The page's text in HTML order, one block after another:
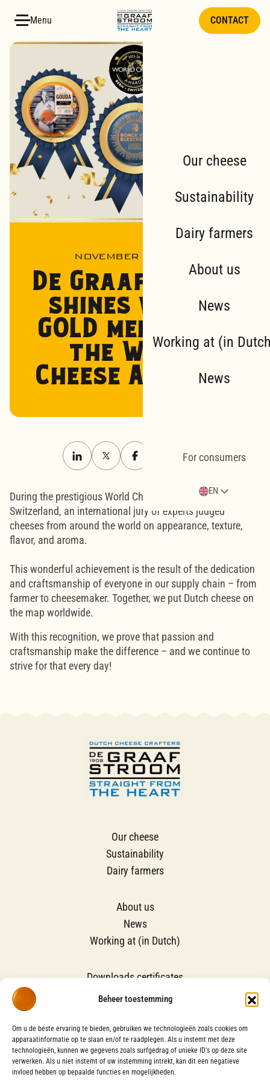
Beheer toestemming
Om u de beste ervaring te bieden, gebruiken we technologieën zoals cookies om
apparaatinformatie op te slaan en/of te raadplegen. Als u instemt met deze
technologieën, kunnen we gegevens zoals surfgedrag of unieke ID's op deze site
verwerken. Als u niet instemt of uw instemming intrekt, kan dit een negatieve
invloed hebben op bepaalde functies en mogelijkheden.
content
Menu CONTACT
Our cheese
Sustainability
Dairy farmers
About us
News
Working at (in
News
For consumers
EN
NOVEMBER 26, 2025
De Graafstroom
shines with 3
GOLD medals at
the World
Cheese Awards!
During the prestigious World Cheese Awards in Bern,
Switzerland, an international jury of experts judged
cheeses from around the world on appearance, texture,
flavor, and aroma.
This wonderful achievement is the result of the dedication
and craftsmanship of everyone in our supply chain – from
farmer to cheesemaker. Together, we put Dutch cheese on
the map worldwide.
With this recognition, we prove that passion and
craftsmanship make the difference – and we continue to
strive for that every day!
Our cheese
Sustainability
Dairy farmers
About us
News
Working at (in Dutch)
Downloads certificates
Contact
VOLG ONS OP